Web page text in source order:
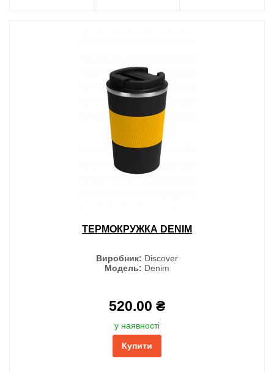
ТЕРМОКРУЖКА DENIM
Виробник: Discover
Модель: Denim
520.00 ₴
у наявності
Купити